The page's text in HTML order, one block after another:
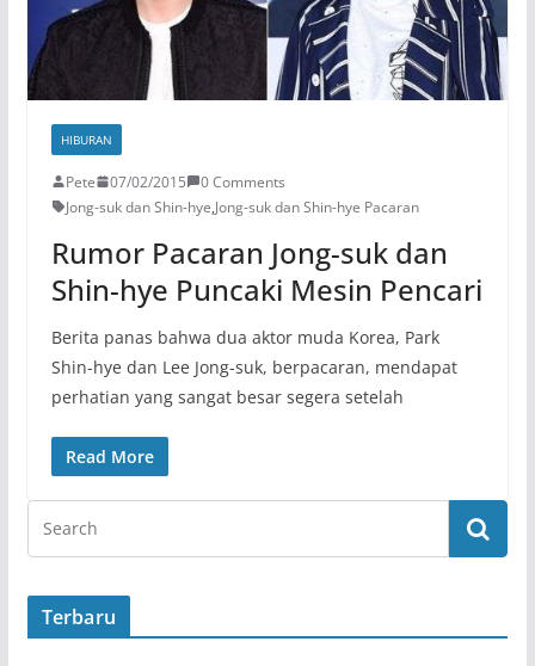
HIBURAN
Pete 07/02/2015
0 Comments
Jong-suk dan Shin-hye,Jong-suk dan Shin-hye Pacaran
Rumor Pacaran Jong-suk dan
Shin-hye Puncaki Mesin Pencari
Berita panas bahwa dua aktor muda Korea, Park
Shin-hye dan Lee Jong-suk, berpacaran, mendapat
perhatian yang sangat besar segera setelah
Read More
Terbaru